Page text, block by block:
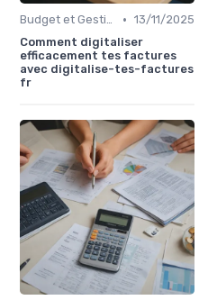
Budget et Gestion des Finances Personnelles • 13/11/2025
Comment digitaliser
efficacement tes factures
avec digitalise-tes-factures
fr